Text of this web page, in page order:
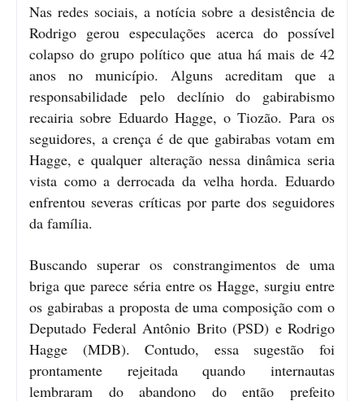
Nas redes sociais, a notícia sobre a desistência de
Rodrigo gerou especulações acerca do possível
colapso do grupo político que atua há mais de 42
anos no município. Alguns acreditam que a
responsabilidade pelo declínio do gabirabismo
recairia sobre Eduardo Hagge, o Tiozão. Para os
seguidores, a crença é de que gabirabas votam em
Hagge, e qualquer alteração nessa dinâmica seria
vista como a derrocada da velha horda. Eduardo
enfrentou severas críticas por parte dos seguidores
da família.
Buscando superar os constrangimentos de uma
briga que parece séria entre os Hagge, surgiu entre
os gabirabas a proposta de uma composição com o
Deputado Federal Antônio Brito (PSD) e Rodrigo
Hagge (MDB). Contudo, essa sugestão foi
prontamente rejeitada quando internautas
lembraram do abandono do então prefeito